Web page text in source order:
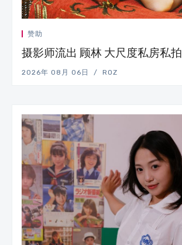
赞助
摄影师流出 顾林 大尺度私房私拍
2026年 08月 06日 ROZ